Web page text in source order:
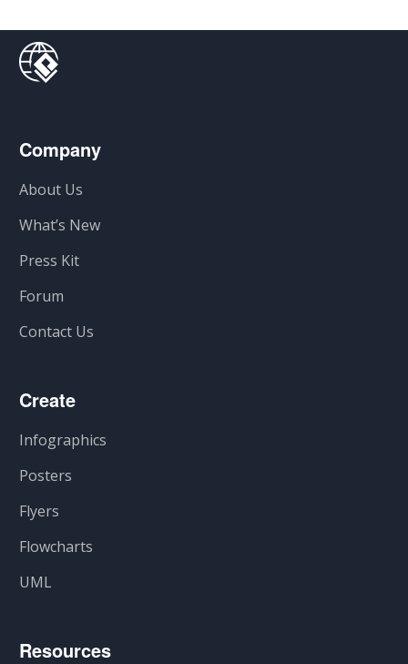
Company
About Us
What’s New
Press Kit
Forum
Contact Us
Create
Infographics
Posters
Flyers
Flowcharts
UML
Resources